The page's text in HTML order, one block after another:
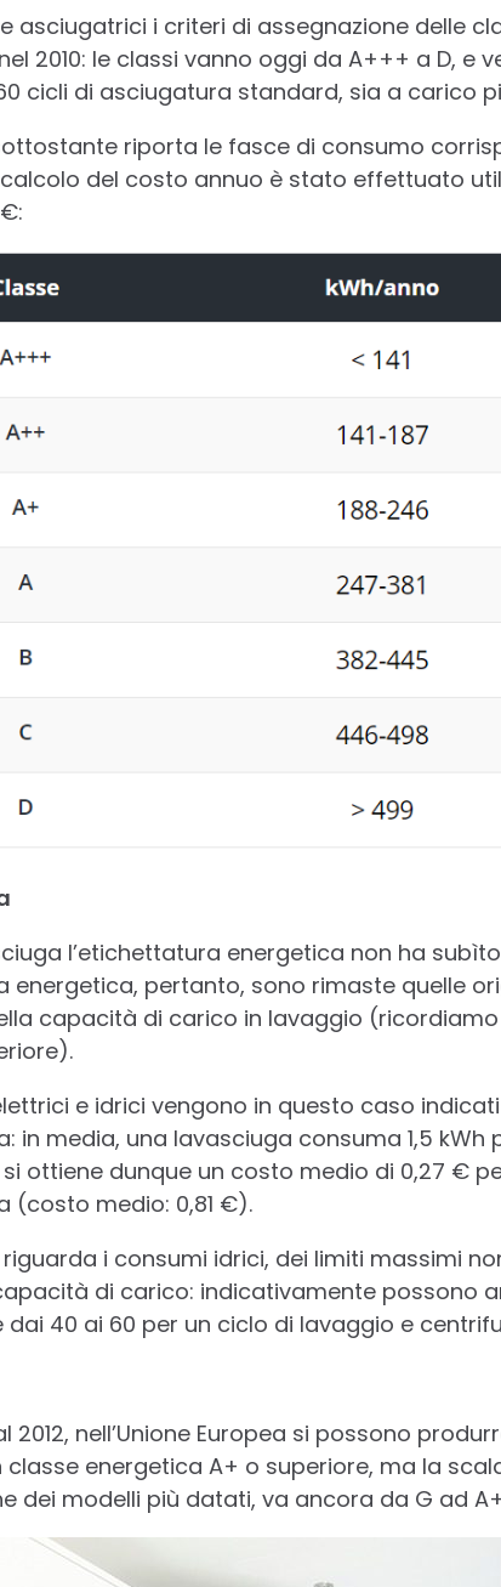
asciugatrici i criteri di assegnazione delle
2010: le classi vanno oggi da A+++ a D, e
cicli di asciugatura standard, sia a carico
riporta le fasce di consumo
del costo annuo è stato effettuato
l’etichettatura energetica non ha
energetica, pertanto, sono rimaste quelle
capacità di carico in lavaggio
e idrici vengono in questo caso
in media, una lavasciuga consuma 1,5
si ottiene dunque un costo medio di 0,27 €
(costo medio: 0,81 €).
i consumi idrici, dei limiti massimi
di carico: indicativamente possono
40 ai 60 per un ciclo di lavaggio e
2012, nell’Unione Europea si possono
energetica A+ o superiore, ma la
dei modelli più datati, va ancora da G ad